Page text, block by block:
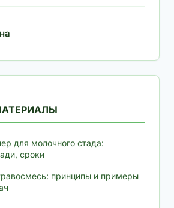
для молочного стада:
сроки
принципы и примеры